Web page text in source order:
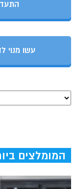
עשו מנוי
המומלצים